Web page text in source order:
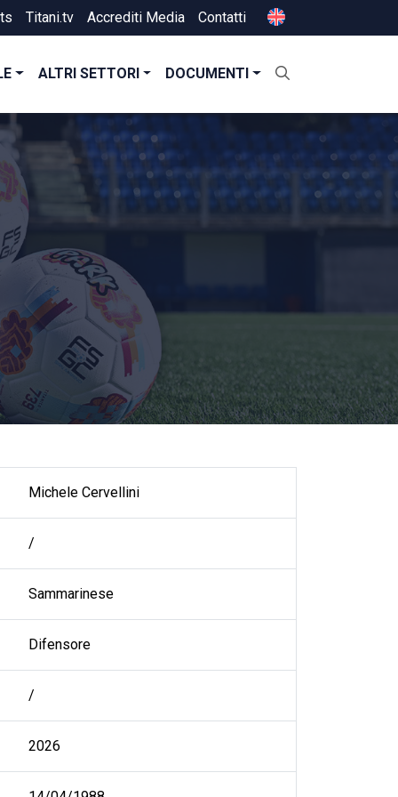
Titani.tv Accrediti Media Contatti
ALTRI SETTORI DOCUMENTI
Michele Cervellini
/
Sammarinese
Difensore
/
2026